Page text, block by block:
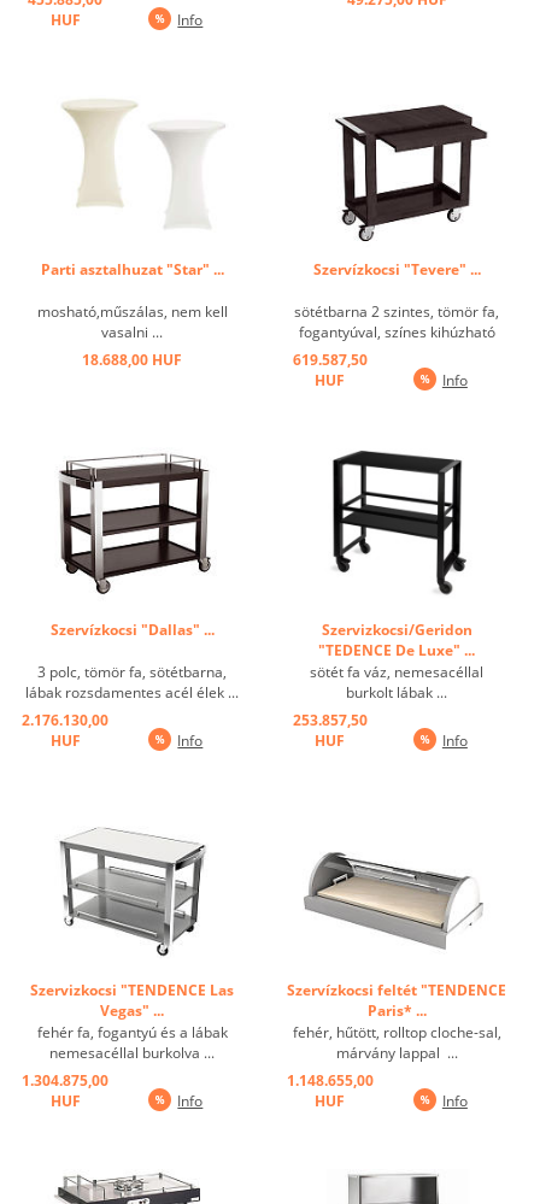
HUF
Info
Parti asztalhuzat "Star" ...
mosható,műszálas, nem kell
vasalni ...
18.688,00 HUF
Szervízkocsi "Tevere" ...
sötétbarna 2 szintes, tömör fa,
fogantyúval, színes kihúzható
polccal ...
619.587,50
HUF
Info
Szervízkocsi "Dallas" ...
3 polc, tömör fa, sötétbarna,
lábak rozsdamentes acél élek ...
2.176.130,00
HUF
Info
Szervizkocsi/Geridon
"TEDENCE De Luxe" ...
sötét fa váz, nemesacéllal
burkolt lábak ...
253.857,50
HUF
Info
Szervizkocsi "TENDENCE Las
Vegas" ...
fehér fa, fogantyú és a lábak
nemesacéllal burkolva ...
1.304.875,00
HUF
Info
Szervízkocsi feltét "TENDENCE
Paris* ...
fehér, hűtött, rolltop cloche-sal,
márvány lappal ...
1.148.655,00
HUF
Info